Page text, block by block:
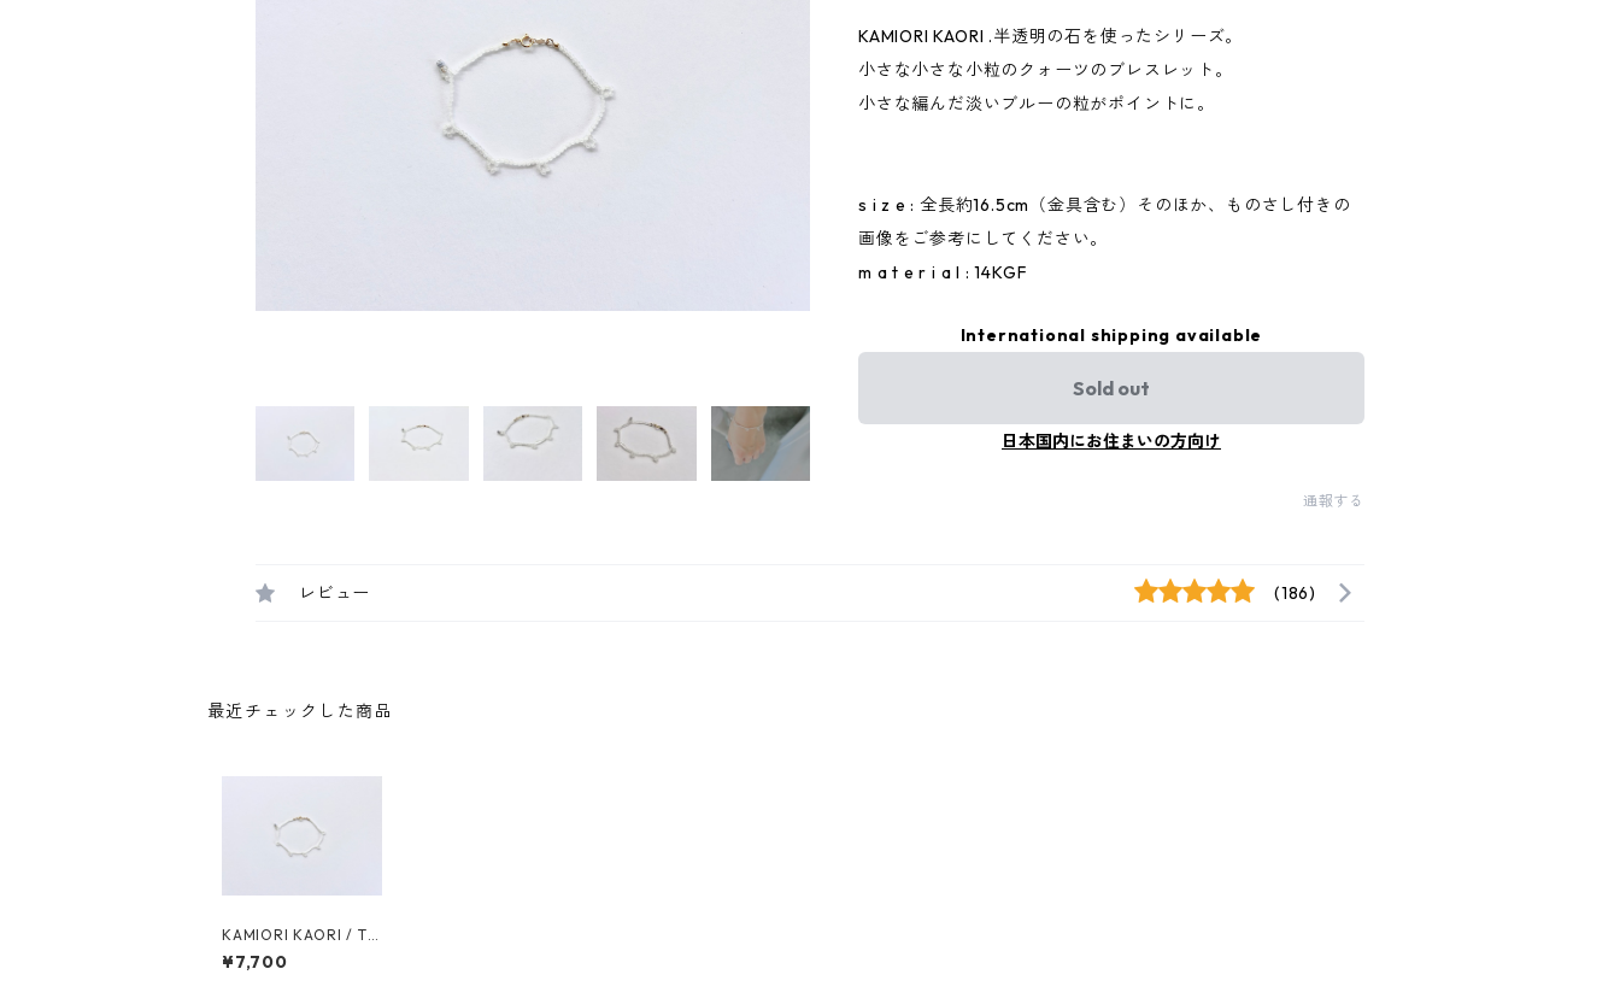
KAMIORI KAORI .半透明の石を使ったシリーズ。
小さな小さな小粒のクォーツのブレスレット。
小さな編んだ淡いブルーの粒がポイントに。
s i z e : 全長約16.5cm（金具含む）そのほか、ものさし付きの
画像をご参考にしてください。
m a t e r i a l : 14KGF
International shipping available
Sold out
日本国内にお住まいの方向け
通報する
レビュー (186)
最近チェックした商品
KAMIORI KAORI / Tr
anslucide REF12 bra
celet / col.blue
¥7,700